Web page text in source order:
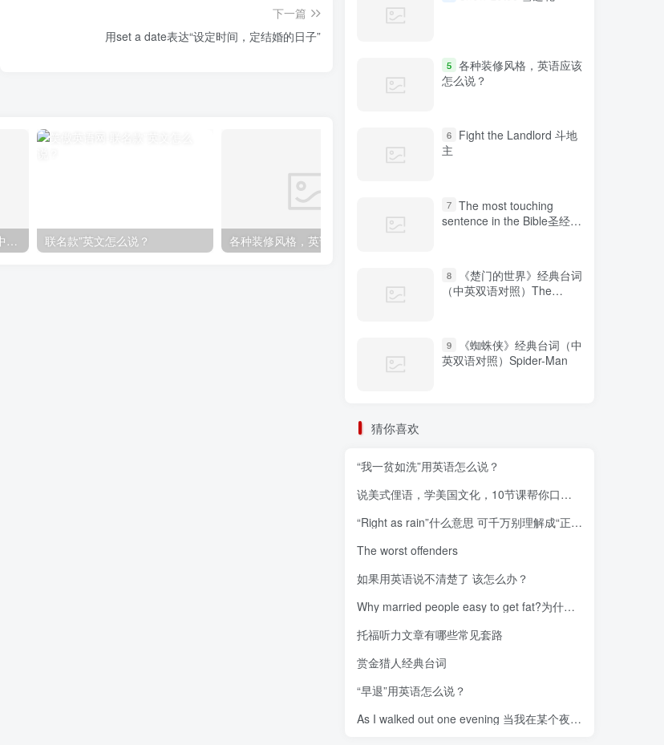
下一篇
用set a date表达“设定时间，定结婚的日子”
煎饼果子、北京烤鸭…各种中国特色美食英语怎么说 联名款”英文怎么说？
5 各种装修风格，英语应该
怎么说？
6
Fight the Landlord 斗地
主
7 The most touching
sentence in the Bible圣经中
8
《楚门的世界》经典台词
（中英双语对照）The
9
《蜘蛛侠》经典台词（中
英双语对照）Spider-Man
猜你喜欢
“我一贫如洗”用英语怎么说？
说美式俚语，学美国文化，10节课帮你口语速成
“Right as rain”什么意思 可千万别理解成“正好要
The worst offenders
如果用英语说不清楚了 该怎么办？
Why married people easy to get fat?为什么结了婚的人易发胖?
托福听力文章有哪些常见套路
赏金猎人经典台词
“早退”用英语怎么说？
As I walked out one evening 当我在某个夜晚漫步